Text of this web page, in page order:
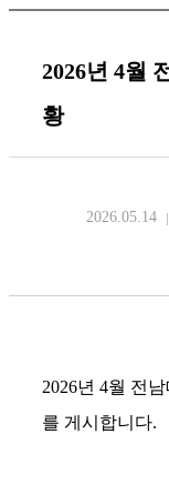
2026년 4월
황
2026.05.14
2026년 4월 전
를 게시합니다.